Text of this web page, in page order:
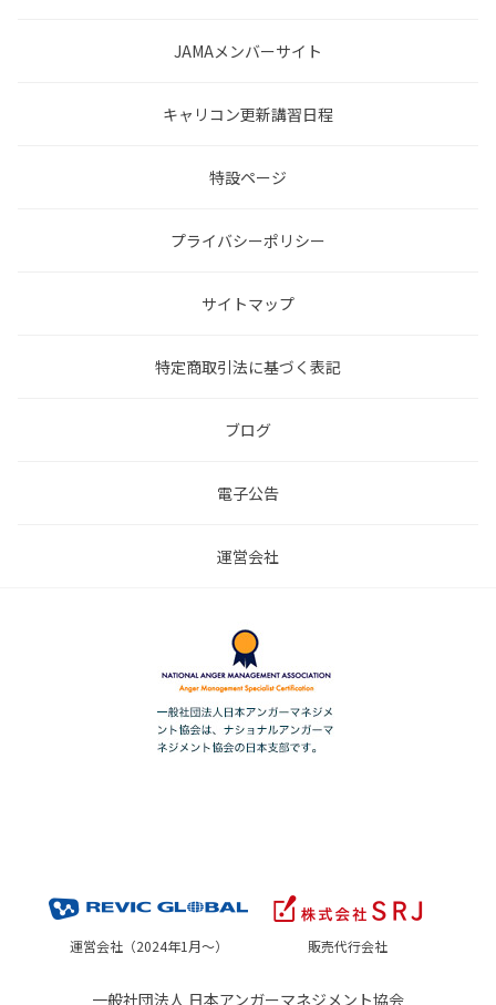
JAMAメンバーサイト
キャリコン更新講習日程
特設ページ
プライバシーポリシー
サイトマップ
特定商取引法に基づく表記
ブログ
電子公告
運営会社
運営会社（2024年1月～） 販売代行会社
一般社団法人 日本アンガーマネジメント協会